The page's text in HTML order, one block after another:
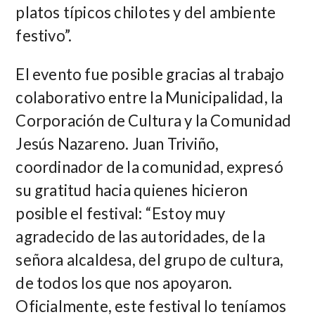
platos típicos chilotes y del ambiente
festivo”.
El evento fue posible gracias al trabajo
colaborativo entre la Municipalidad, la
Corporación de Cultura y la Comunidad
Jesús Nazareno. Juan Triviño,
coordinador de la comunidad, expresó
su gratitud hacia quienes hicieron
posible el festival: “Estoy muy
agradecido de las autoridades, de la
señora alcaldesa, del grupo de cultura,
de todos los que nos apoyaron.
Oficialmente, este festival lo teníamos